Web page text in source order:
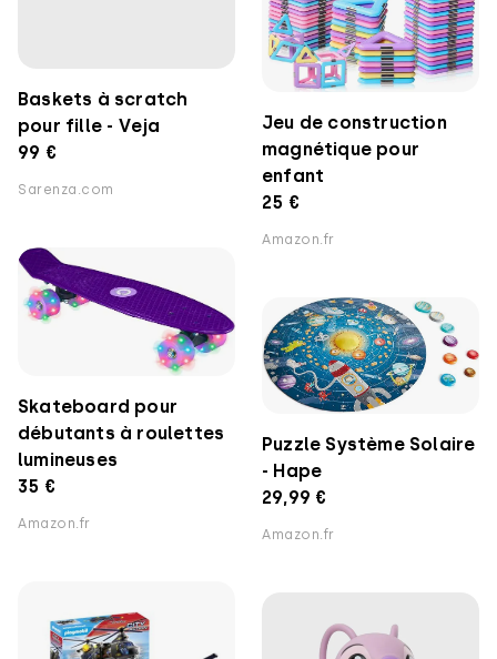
Baskets à scratch
pour fille - Veja
99 €
Sarenza.com
Jeu de construction
magnétique pour
enfant
25 €
Amazon.fr
Skateboard pour
débutants à roulettes
lumineuses
35 €
Amazon.fr
Puzzle Système Solaire
- Hape
29,99 €
Amazon.fr